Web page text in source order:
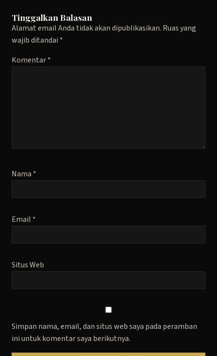
Tinggalkan Balasan
Alamat email Anda tidak akan dipublikasikan. Ruas yang
wajib ditandai *
Komentar*
Nama *
Email *
Situs Web
Simpan nama, email, dan situs web saya pada peramban
ini untuk komentar saya berikutnya.